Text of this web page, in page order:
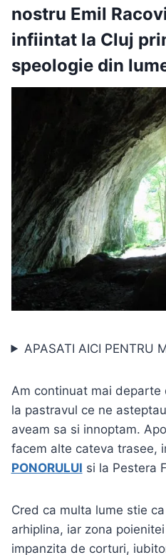
nostru Emil
infiintat la Cluj
speologie din
APASATI AICI PENTRU
Am continuat mai departe
la pastravul ce ne
aveam sa si innoptam.
facem alte cateva trasee,
PONORULUI si la Pestera
Cred ca multa lume stie
arhiplina, iar zona
impanzita de corturi,